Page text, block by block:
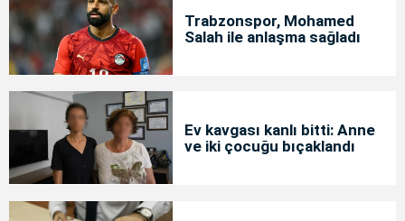
Trabzonspor, Mohamed
Salah ile anlaşma sağladı
Ev kavgası kanlı bitti: Anne
ve iki çocuğu bıçaklandı